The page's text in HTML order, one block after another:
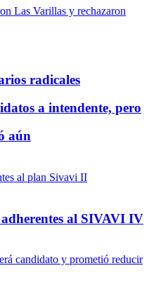
radicales
a intendente, pero
aún
al SIVAVI IV